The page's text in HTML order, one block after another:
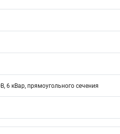
6 кВар, прямоугольного сечения